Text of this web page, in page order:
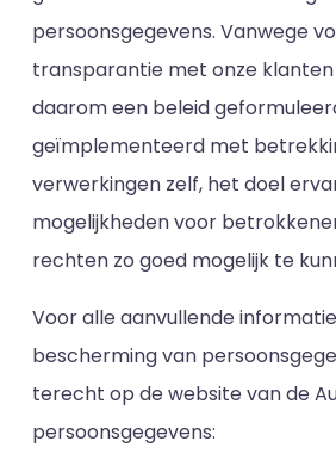
persoonsgegevens. Vanwege
transparantie met onze
daarom een beleid
geïmplementeerd met
verwerkingen zelf, het doel
mogelijkheden voor
rechten zo goed mogelijk te
Voor alle aanvullende
bescherming van
terecht op de website van de
persoonsgegevens: